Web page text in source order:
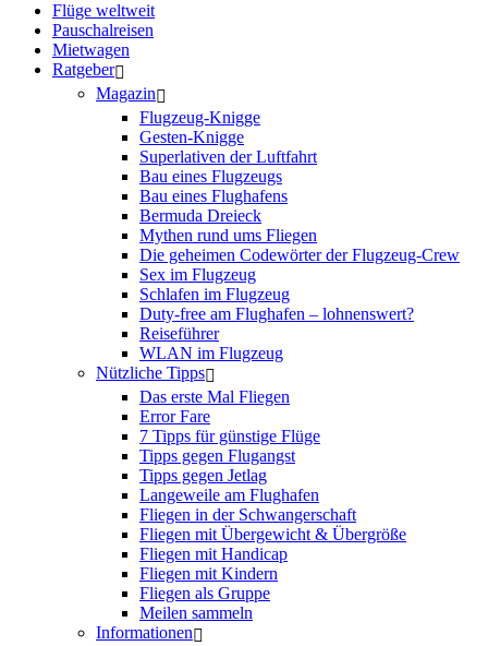
Flüge weltweit
Pauschalreisen
Mietwagen
Ratgeber
Magazin
Flugzeug-Knigge
Gesten-Knigge
Superlativen der Luftfahrt
Bau eines Flugzeugs
Bau eines Flughafens
Bermuda Dreieck
Mythen rund ums Fliegen
Die geheimen Codewörter der Flugzeug-Crew
Sex im Flugzeug
Schlafen im Flugzeug
Duty-free am Flughafen – lohnenswert?
Reiseführer
WLAN im Flugzeug
Nützliche Tipps
Das erste Mal Fliegen
Error Fare
7 Tipps für günstige Flüge
Tipps gegen Flugangst
Tipps gegen Jetlag
Langeweile am Flughafen
Fliegen in der Schwangerschaft
Fliegen mit Übergewicht & Übergröße
Fliegen mit Handicap
Fliegen mit Kindern
Fliegen als Gruppe
Meilen sammeln
Informationen